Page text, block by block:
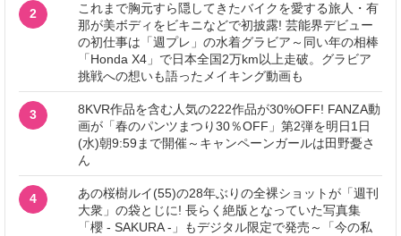
2
これまで胸元すら隠してきたバイクを愛する旅人・有
那が美ボディをビキニなどで初披露! 芸能界デビュー
の初仕事は「週プレ」の水着グラビア～同い年の相棒
「Honda X4」で日本全国2万km以上走破。グラビア
挑戦への想いも語ったメイキング動画も
3
8KVR作品を含む人気の222作品が30%OFF! FANZA動
画が「春のパンツまつり30％OFF」第2弾を明日1日
(水)朝9:59まで開催～キャンペーンガールは田野憂さ
ん
4
あの桜樹ルイ(55)の28年ぶりの全裸ショットが「週刊
大衆」の袋とじに! 長らく絶版となっていた写真集
「櫻 - SAKURA -」もデジタル限定で発売～「今の私